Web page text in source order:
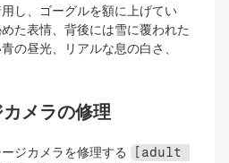
し、ゴーグルを額に上げてい
た表情、背後には雪に覆われた
の昼光、リアルな息の白さ、
メラの修理
ジカメラを修理する
[adult